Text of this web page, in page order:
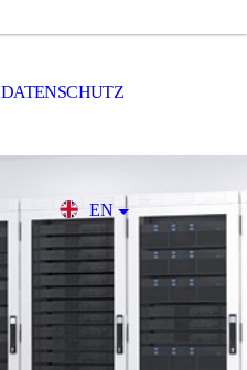
DATENSCHUTZ
EN